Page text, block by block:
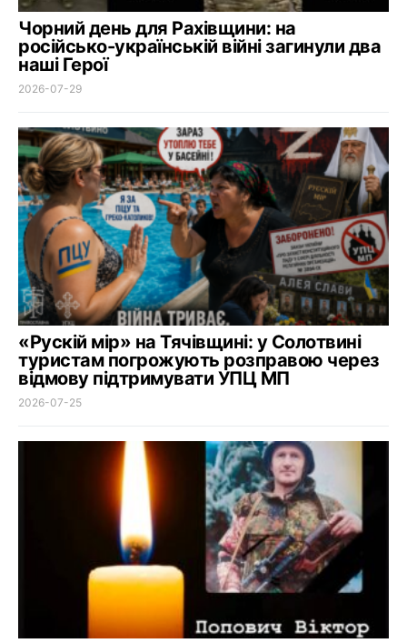
Чорний день для Рахівщини: на
російсько-українській війні загинули два
наші Герої
2026-07-29
«Рускій мір» на Тячівщині: у Солотвині
туристам погрожують розправою через
відмову підтримувати УПЦ МП
2026-07-25